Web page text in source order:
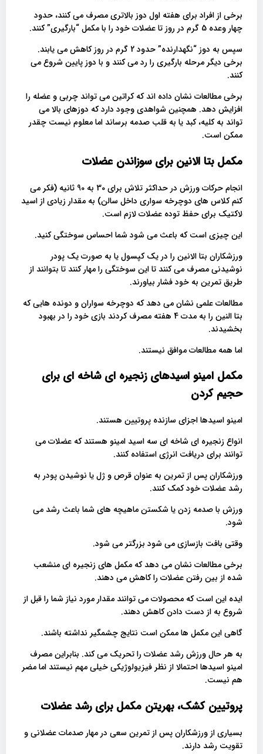
برخی از افراد برای هفته اول دوز بالاتری مصرف می کنند، حدود
چهار وعده 5 گرم در روز تا عضلات خود را با مکمل “بارگیری” کنند.
سپس به دوز “نگهدارنده” حدود 2 گرم در روز کاهش می یابند.
برخی دیگر مرحله بارگیری را رد می کنند و با دوز پایین شروع می
کنند.
برخی مطالعات نشان داده اند که کراتین می تواند چربی و عضله را
افزایش دهد. همچنین شواهدی وجود دارد که دوزهای بالا می
تواند به کلیه، کبد یا به قلب صدمه برساند اما معلوم نیست چقدر
ممکن است.
مکمل بتا الانین برای سوزاندن عضلات
انجام حرکات ورزش در حداکثر تلاش برای 30 به 90 ثانیه (فکر می
کنم کلاس های دوچرخه سواری داخل سالن) به مقدار زیادی از اسید
لاکتیک برای حفظ توده عضلات لازم است.
این چیزی است که باعث می شود شما احساس سوختگی کنید.
ورزشکاران بتا الانین را در یک کپسول یا به صورت یک پودر
نوشیدنی مصرف می کنند تا این سوختگی را مهار کنند تا بتوانند از
طریق تمرین به خود فشار بیاورند.
مطالعات علمی نشان می دهد که دوچرخه سواران و دونده هایی که
بتا النین را به مدت 4 هفته مصرف کردند بازی خود را در بهبود
بخشیدند.
اما همه مطالعات موافق نیستند.
مکمل امینو اسیدهای زنجیره ای شاخه ای برای
حجیم کردن
امینو اسیدها اجزای سازنده پروتیین هستند.
انواع زنجیره ای شاخه ای سه اسید امینو هستند که عضلات می
توانند برای دریافت انرژی استفاده کنند.
ورزشکاران پس از تمرین به عنوان قرص و ژل یا نوشیدن پودر به
رشد عضلات خود کمک کنند.
ورزش با صدمه زدن یا شکستن ماهیچه های شما باعث رشد می
شود.
وقتی بافت بازسازی می شود بزرگتر می شود.
برخی مطالعات نشان می دهد که مکمل های زنجیره ای منشعب
شده از بین رفتن عضلات را کاهش می دهند.
ایده این است که محصولات می توانند مقدار مورد نیاز شما را قبل از
شروع به از دست دادن کاهش دهند.
گاهی این مکمل ها ممکن است نتایج چشمگیر نداشته باشند.
به هر حال ورزش رشد عضلات را تحریک می کند. بنابراین مصرف
امینو اسیدها احتمالا از نظر فیزیولوژیکی خیلی مهم نیستند اما مضر
هم نیست.
پروتیین کشک، بهریتن مکمل برای رشد عضلات
بسیاری از ورزشکاران پس از تمرین سعی در مهار صدمات عضلانی و
تقویت رشد دارند.